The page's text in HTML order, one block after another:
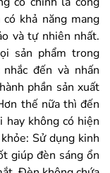
khả năng mang
và tự nhiên nhất.
sản phẩm trong
đến và nhấn
phần sản xuất
thế nữa thì đến
hay không có hiện
Sử dụng kinh
giúp đèn sáng ổn